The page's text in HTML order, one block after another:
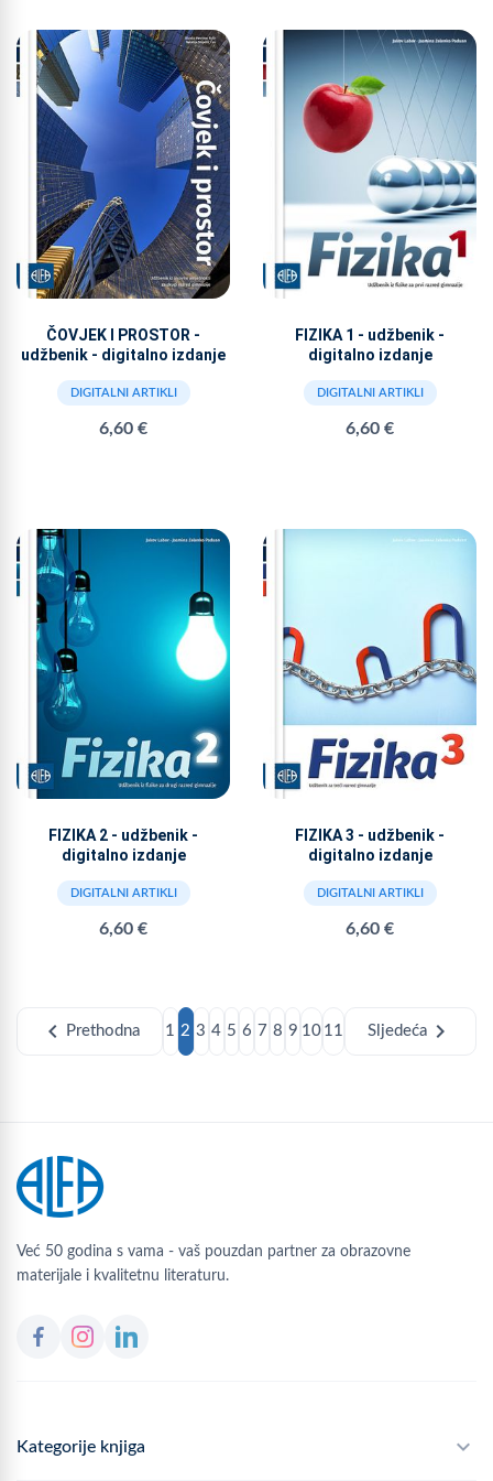
ČOVJEK I PROSTOR -
udžbenik - digitalno izdanje
DIGITALNI ARTIKLI
6,60 €
FIZIKA 1 - udžbenik -
digitalno izdanje
DIGITALNI ARTIKLI
6,60 €
FIZIKA 2 - udžbenik -
digitalno izdanje
DIGITALNI ARTIKLI
6,60 €
FIZIKA 3 - udžbenik -
digitalno izdanje
DIGITALNI ARTIKLI
6,60 €
chevron_left Prethodna 1 2 3 4 5 6 7 8 9 10 11 Sljedeća chevron_right
Već 50 godina s vama - vaš pouzdan partner za obrazovne
materijale i kvalitetnu literaturu.
Kategorije knjiga